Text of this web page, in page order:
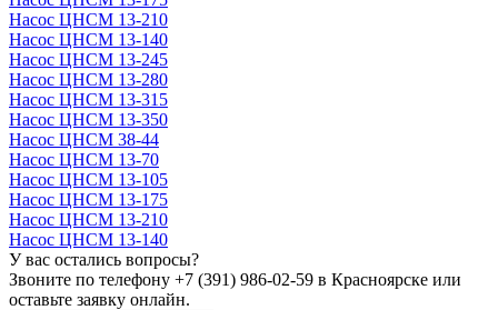
Насос ЦНСМ 13-210
Насос ЦНСМ 13-140
Насос ЦНСМ 13-245
Насос ЦНСМ 13-280
Насос ЦНСМ 13-315
Насос ЦНСМ 13-350
Насос ЦНСМ 38-44
Насос ЦНСМ 13-70
Насос ЦНСМ 13-105
Насос ЦНСМ 13-175
Насос ЦНСМ 13-210
Насос ЦНСМ 13-140
У вас остались вопросы?
Звоните по телефону +7 (391) 986-02-59 в Красноярске или
оставьте заявку онлайн.